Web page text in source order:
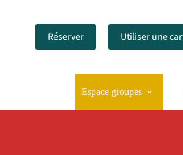
Réserver Utiliser une
Espace groupes